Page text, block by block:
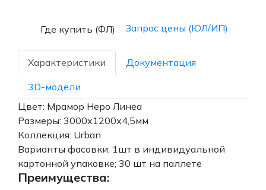
Где купить (ФЛ) Запрос цены (ЮЛ/ИП)
Характеристики Документация
3D-модели
Цвет: Мрамор Неро Линеа
Размеры: 3000х1200х4,5мм
Коллекция: Urban
Варианты фасовки: 1шт в индивидуальной
картонной упаковке; 30 шт на паллете
Преимущества: